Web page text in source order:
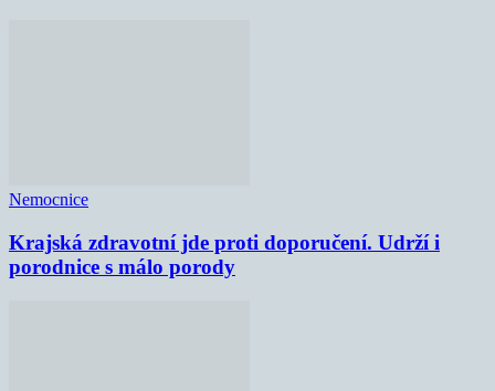
Nemocnice
Krajská zdravotní jde proti doporučení. Udrží i
porodnice s málo porody